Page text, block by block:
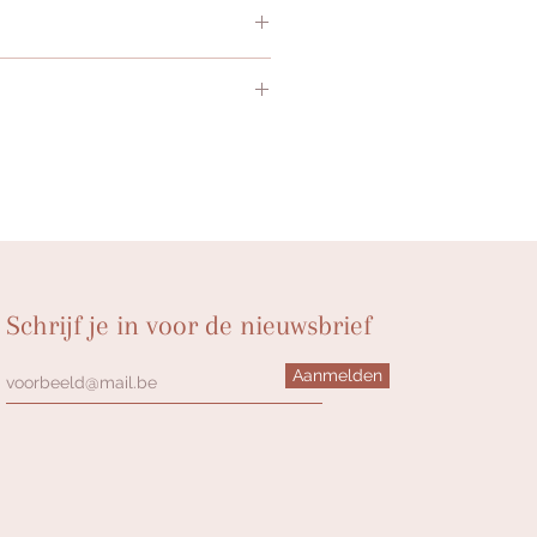
GLUCOSYLHESPERIDINE,
Schrijf je in voor de nieuwsbrief
Aanmelden